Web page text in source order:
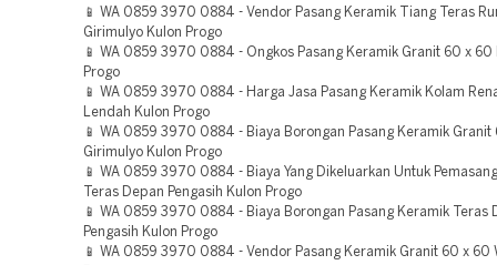
📱 WA 0859 3970 0884 - Vendor Pasang Keramik Tiang Teras
Girimulyo Kulon Progo
📱 WA 0859 3970 0884 - Ongkos Pasang Keramik Granit 60 x 60
Progo
📱 WA 0859 3970 0884 - Harga Jasa Pasang Keramik Kolam
Lendah Kulon Progo
📱 WA 0859 3970 0884 - Biaya Borongan Pasang Keramik Granit
Girimulyo Kulon Progo
📱 WA 0859 3970 0884 - Biaya Yang Dikeluarkan Untuk
Teras Depan Pengasih Kulon Progo
📱 WA 0859 3970 0884 - Biaya Borongan Pasang Keramik Teras
Pengasih Kulon Progo
📱 WA 0859 3970 0884 - Vendor Pasang Keramik Granit 60 x 60